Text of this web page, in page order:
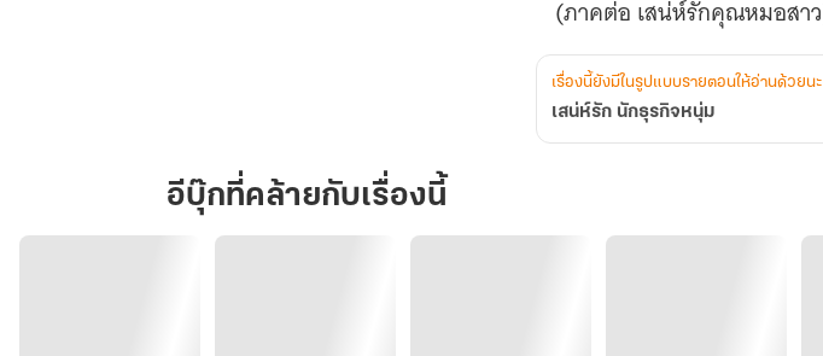
เรื่องนี้ยังมีในรูปแบบรายตอนให้อ่านด้วยนะ
เสน่ห์รัก นักธุรกิจหนุ่ม
อีบุ๊กที่คล้ายกับเรื่องนี้